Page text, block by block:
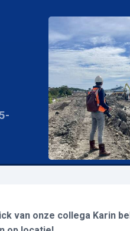
van onze collega Karin